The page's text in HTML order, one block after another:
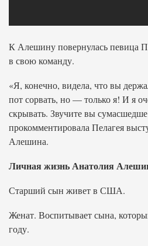
К Алешину повернулась певица
в свою команду.
«Я, конечно, видела, что вы
пот сорвать, но — только я! И я
скрывать. Звучите вы
прокомментировала Пелагея
Алешина.
Личная жизнь Анатолия
Старший сын живет в США.
Женат. Воспитывает сына,
году.